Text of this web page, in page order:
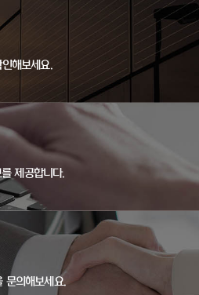
해보세요.
제공합니다.
문의해보세요.